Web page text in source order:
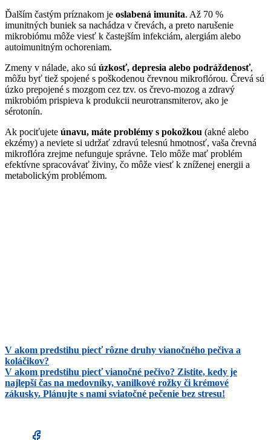
Ďalším častým príznakom je oslabená imunita. Až 70 %
imunitných buniek sa nachádza v črevách, a preto narušenie
mikrobiómu môže viesť k častejším infekciám, alergiám alebo
autoimunitným ochoreniam.
Zmeny v nálade, ako sú úzkosť, depresia alebo podráždenosť,
môžu byť tiež spojené s poškodenou črevnou mikroflórou. Črevá sú
úzko prepojené s mozgom cez tzv. os črevo-mozog a zdravý
mikrobióm prispieva k produkcii neurotransmiterov, ako je
sérotonín.
Ak pociťujete únavu, máte problémy s pokožkou (akné alebo
ekzémy) a neviete si udržať zdravú telesnú hmotnosť, vaša črevná
mikroflóra zrejme nefunguje správne. Telo môže mať problém
efektívne spracovávať živiny, čo môže viesť k zníženej energii a
metabolickým problémom.
V akom predstihu piecť rôzne druhy vianočného pečiva a
koláčikov?
V akom predstihu piecť vianočné pečivo? Zistite, kedy je
najlepší čas na medovníky, vanilkové rožky či krémové
zákusky. Plánujte s nami sviatočné pečenie bez stresu!